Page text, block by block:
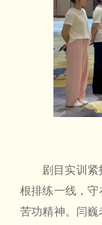
剧目实训
根排练一线，
苦功精神。闫